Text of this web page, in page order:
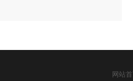
网站